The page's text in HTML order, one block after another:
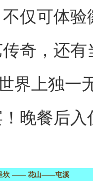
仅可体
奇，还有
界上独一
晚餐后
坎 —— 花山——屯溪